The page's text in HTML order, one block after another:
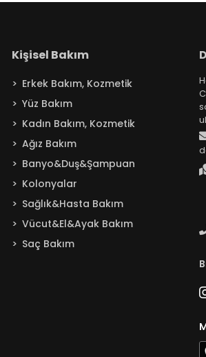
Kişisel Bakım
Erkek Bakım, Kozmetik
Yüz Bakım
Kadın Bakım, Kozmetik
Ağız Bakım
Banyo&Duş&Şampuan
Kolonyalar
Sağlık&Hasta Bakım
Vücut&El&Ayak Bakım
Saç Bakım